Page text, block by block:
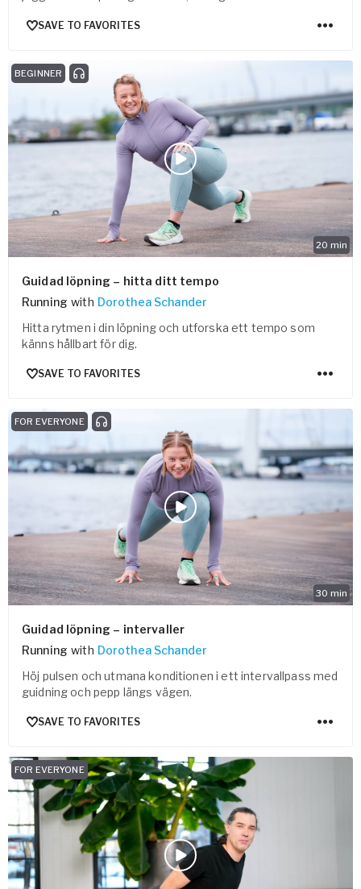
SAVE TO FAVORITES
20 min
BEGINNER
Guidad löpning – hitta ditt tempo
Running with Dorothea Schander
Hitta rytmen i din löpning och utforska ett tempo som
känns hållbart för dig.
SAVE TO FAVORITES
30 min
FOR EVERYONE
Guidad löpning – intervaller
Running with Dorothea Schander
Höj pulsen och utmana konditionen i ett intervallpass med
guidning och pepp längs vägen.
SAVE TO FAVORITES
FOR EVERYONE